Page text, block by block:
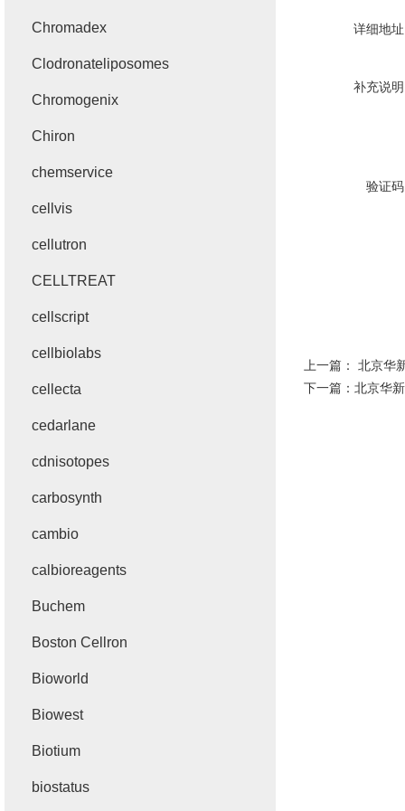
详细地
补充说
验证
上一篇： 北京华
下一篇： 北京华
Chromadex
Clodronateliposomes
Chromogenix
Chiron
chemservice
cellvis
cellutron
CELLTREAT
cellscript
cellbiolabs
cellecta
cedarlane
cdnisotopes
carbosynth
cambio
calbioreagents
Buchem
Boston Cellron
Bioworld
Biowest
Biotium
biostatus